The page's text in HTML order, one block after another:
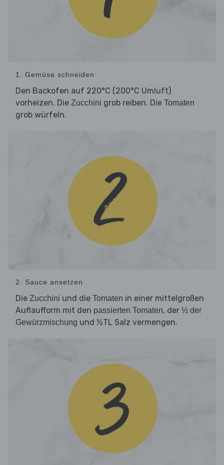
1. Gemüse schneiden
Den Backofen auf 220°C (200°C Umluft)
vorheizen. Die Zucchini grob reiben. Die Tomaten
grob würfeln.
2. Sauce ansetzen
Die Zucchini und die Tomaten in einer mittelgroßen
Auflaufform mit den passierten Tomaten, der ½ der
Gewürzmischung und ½TL Salz vermengen.